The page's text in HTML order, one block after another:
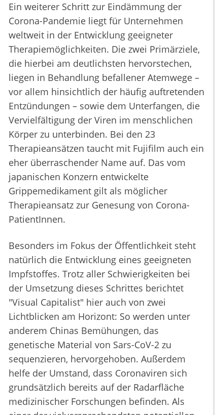
Ein weiterer Schritt zur Eindämmung der
Corona-Pandemie liegt für Unternehmen
weltweit in der Entwicklung geeigneter
Therapiemöglichkeiten. Die zwei Primärziele,
die hierbei am deutlichsten hervorstechen,
liegen in Behandlung befallener Atemwege –
vor allem hinsichtlich der häufig auftretenden
Entzündungen – sowie dem Unterfangen, die
Vervielfältigung der Viren im menschlichen
Körper zu unterbinden. Bei den 23
Therapieansätzen taucht mit Fujifilm auch ein
eher überraschender Name auf. Das vom
japanischen Konzern entwickelte
Grippemedikament gilt als möglicher
Therapieansatz zur Genesung von Corona-
PatientInnen.
Besonders im Fokus der Öffentlichkeit steht
natürlich die Entwicklung eines geeigneten
Impfstoffes. Trotz aller Schwierigkeiten bei
der Umsetzung dieses Schrittes berichtet
"Visual Capitalist" hier auch von zwei
Lichtblicken am Horizont: So werden unter
anderem Chinas Bemühungen, das
genetische Material von Sars-CoV-2 zu
sequenzieren, hervorgehoben. Außerdem
helfe der Umstand, dass Coronaviren sich
grundsätzlich bereits auf der Radarfläche
medizinischer Forschungen befinden. Als